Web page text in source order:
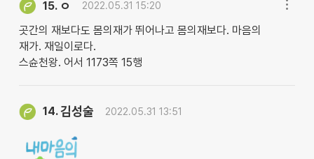
15. ㅇ 2022.05.31 15:20
곳간의 재보다도 몸의재가 뛰어나고 몸의재보다. 마음의
재가. 재일이로다.
스슌천왕. 어서 1173쪽 15행
14.김성술 2022.05.31 13:51